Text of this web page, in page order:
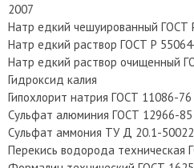
2007
Натр едкий чешуированный ГОСТ
Натр едкий раствор ГОСТ Р
Натр едкий раствор очищенный
Гидроксид калия
Гипохлорит натрия ГОСТ 11086-76
Сульфат алюминия ГОСТ 12966-85
Сульфат аммония ТУ Д 20.1-
Перекись водорода техническая